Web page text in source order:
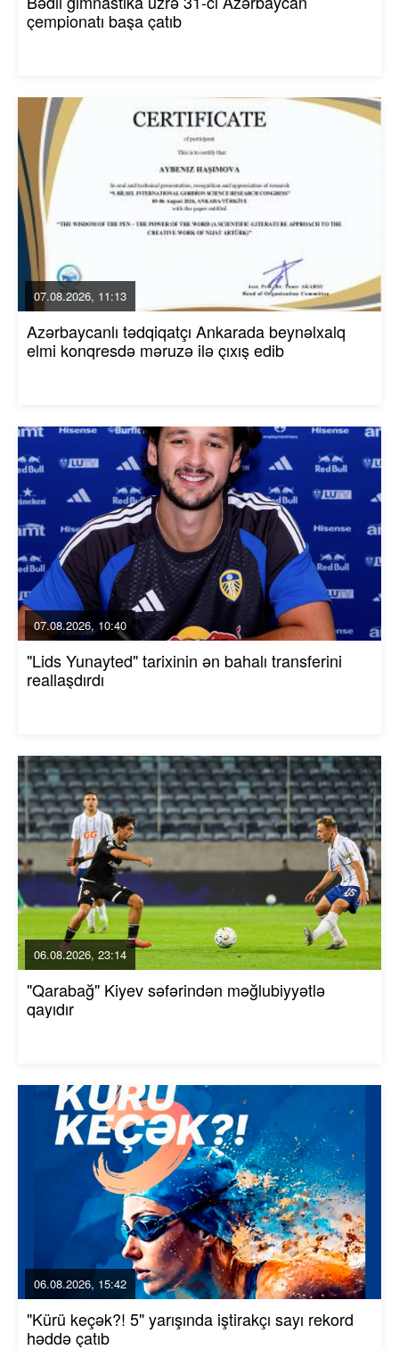
çempionatı başa çatıb
07.08.2026, 11:13
Azərbaycanlı tədqiqatçı Ankarada beynəlxalq
elmi konqresdə məruzə ilə çıxış edib
07.08.2026, 10:40
"Lids Yunayted" tarixinin ən bahalı transferini
reallaşdırdı
06.08.2026, 23:14
"Qarabağ" Kiyev səfərindən məğlubiyyətlə
qayıdır
06.08.2026, 15:42
"Kürü keçək?! 5" yarışında iştirakçı sayı rekord
həddə çatıb